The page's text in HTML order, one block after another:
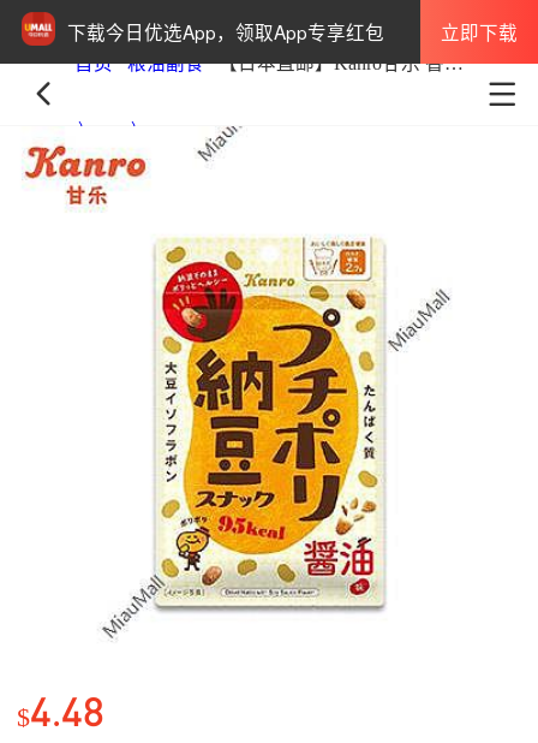
下载今日优选App，领取App专享红包 立即下载
首页 粮油副食 【日本直邮】Kanro甘乐 香酥纳豆酱油味20g
$4.48